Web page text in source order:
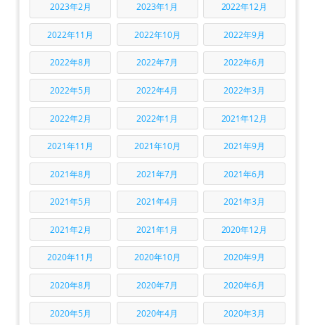
2023年2月 2023年1月 2022年12月
2022年11月 2022年10月 2022年9月
2022年8月 2022年7月 2022年6月
2022年5月 2022年4月 2022年3月
2022年2月 2022年1月 2021年12月
2021年11月 2021年10月 2021年9月
2021年8月 2021年7月 2021年6月
2021年5月 2021年4月 2021年3月
2021年2月 2021年1月 2020年12月
2020年11月 2020年10月 2020年9月
2020年8月 2020年7月 2020年6月
2020年5月 2020年4月 2020年3月